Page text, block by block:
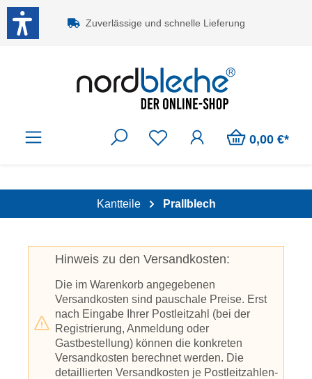
Zum Hauptinhalt springen
Zuverlässige und schnelle Lieferung
0,00 €*
Kantteile Prallblech
Hinweis zu den Versandkosten:
Die im Warenkorb angegebenen
Versandkosten sind pauschale Preise. Erst
nach Eingabe Ihrer Postleitzahl (bei der
Registrierung, Anmeldung oder
Gastbestellung) können die konkreten
Versandkosten berechnet werden. Die
detaillierten Versandkosten je Postleitzahlen-